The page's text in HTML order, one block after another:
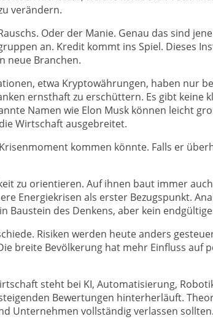
verändern.
Oder der Manie. Genau das sind
an. Kredit kommt ins Spiel. Dieses
neue Branchen.
etwa Kryptowährungen, haben nur
ernsthaft zu erschüttern. Es gibt keine
Namen wie Elon Musk können leicht
Wirtschaft ausgebreitet.
kommen könnte. Falls er
zu orientieren. Auf ihnen baut immer
Energiekrisen als erster Bezugspunkt.
Baustein des Denkens, aber kein
Risiken werden heute anders
breite Bevölkerung hat mehr Einfluss auf
steht bei KI, Automatisierung,
Bewertungen hinterherläuft.
Unternehmen vollständig verlassen sollten.